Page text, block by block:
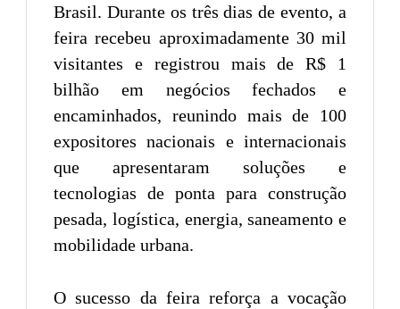
Brasil. Durante os três dias de evento, a
feira recebeu aproximadamente 30 mil
visitantes e registrou mais de R$ 1
bilhão em negócios fechados e
encaminhados, reunindo mais de 100
expositores nacionais e internacionais
que apresentaram soluções e
tecnologias de ponta para construção
pesada, logística, energia, saneamento e
mobilidade urbana.
O sucesso da feira reforça a vocação